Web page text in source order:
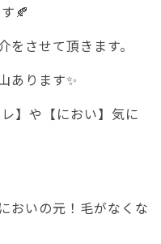
🍂
させて頂きます。
あります✨
】や【におい】気に
おいの元！毛がなくな